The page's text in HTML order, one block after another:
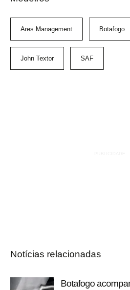
Ares Management Botafogo
John Textor SAF
Notícias relacionadas
Botafogo